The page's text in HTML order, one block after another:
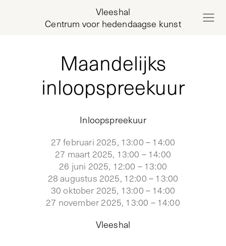
Vleeshal
Centrum voor hedendaagse kunst
Maandelijks
inloopspreekuur
Inloopspreekuur
27 februari 2025, 13:00 – 14:00
27 maart 2025, 13:00 – 14:00
26 juni 2025, 12:00 – 13:00
28 augustus 2025, 12:00 – 13:00
30 oktober 2025, 13:00 – 14:00
27 november 2025, 13:00 – 14:00
Vleeshal